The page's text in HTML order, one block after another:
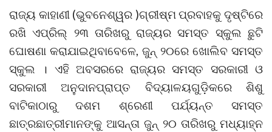
ରାଜ୍ୟ କାହାଣୀ (ଭୁବନେଶ୍ୱର )ଗ୍ରୀଷ୍ମ ପ୍ରବାହକୁ ଦୃଷ୍ଟିରେ
ରଖି ଏପ୍ରିଲ୍‌ ୨୩ ତାରିଖରୁ ରାଜ୍ୟର ସମସ୍ତ ସ୍କୁଲ ଛୁଟି
ଘୋଷଣା କରାଯାଇଥିବାବେଳେ, ଜୁନ୍‌ ୨୦ରେ ଖୋଲିବ ସମସ୍ତ
ସ୍କୁଲ । ଏହି ଅବସରରେ ରାଜ୍ୟର ସମସ୍ତ ସରକାରୀ ଓ
ସରକାରୀ ଅନୁଦାନପ୍ରାପ୍ତ ବିଦ୍ୟାଳୟଗୁଡ଼ିକରେ ଶିଶୁ
ବାଟିକାଠାରୁ ଦଶମ ଶ୍ରେଣୀ ପର୍ଯ୍ୟନ୍ତ ସମସ୍ତ
ଛାତ୍ରଛାତ୍ରୀମାନଙ୍କୁ ଆସନ୍ତା ଜୁନ୍ ୨୦ ତାରିଖରୁ ମଧ୍ୟାହ୍ନ